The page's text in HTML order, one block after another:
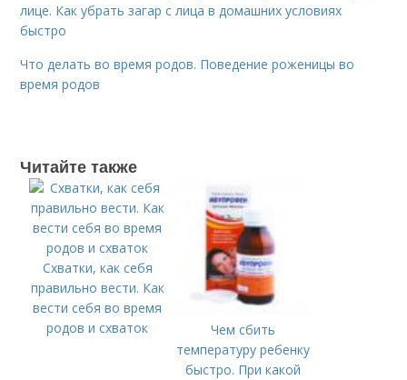
лице. Как убрать загар с лица в домашних условиях
быстро
Что делать во время родов. Поведение роженицы во
время родов
Читайте также
Схватки, как себя
правильно вести. Как
вести себя во время
родов и схваток
Чем сбить
температуру ребенку
быстро. При какой